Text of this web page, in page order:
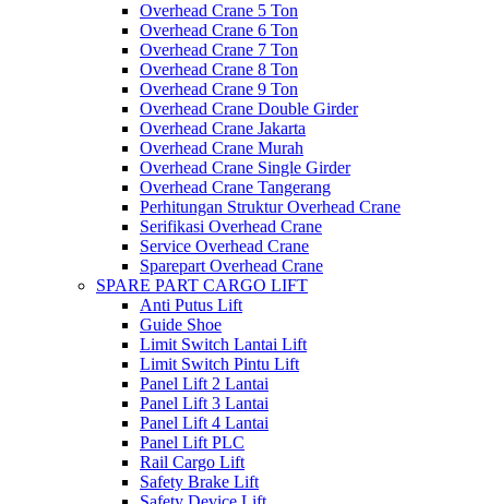
Overhead Crane 5 Ton
Overhead Crane 6 Ton
Overhead Crane 7 Ton
Overhead Crane 8 Ton
Overhead Crane 9 Ton
Overhead Crane Double Girder
Overhead Crane Jakarta
Overhead Crane Murah
Overhead Crane Single Girder
Overhead Crane Tangerang
Perhitungan Struktur Overhead Crane
Serifikasi Overhead Crane
Service Overhead Crane
Sparepart Overhead Crane
SPARE PART CARGO LIFT
Anti Putus Lift
Guide Shoe
Limit Switch Lantai Lift
Limit Switch Pintu Lift
Panel Lift 2 Lantai
Panel Lift 3 Lantai
Panel Lift 4 Lantai
Panel Lift PLC
Rail Cargo Lift
Safety Brake Lift